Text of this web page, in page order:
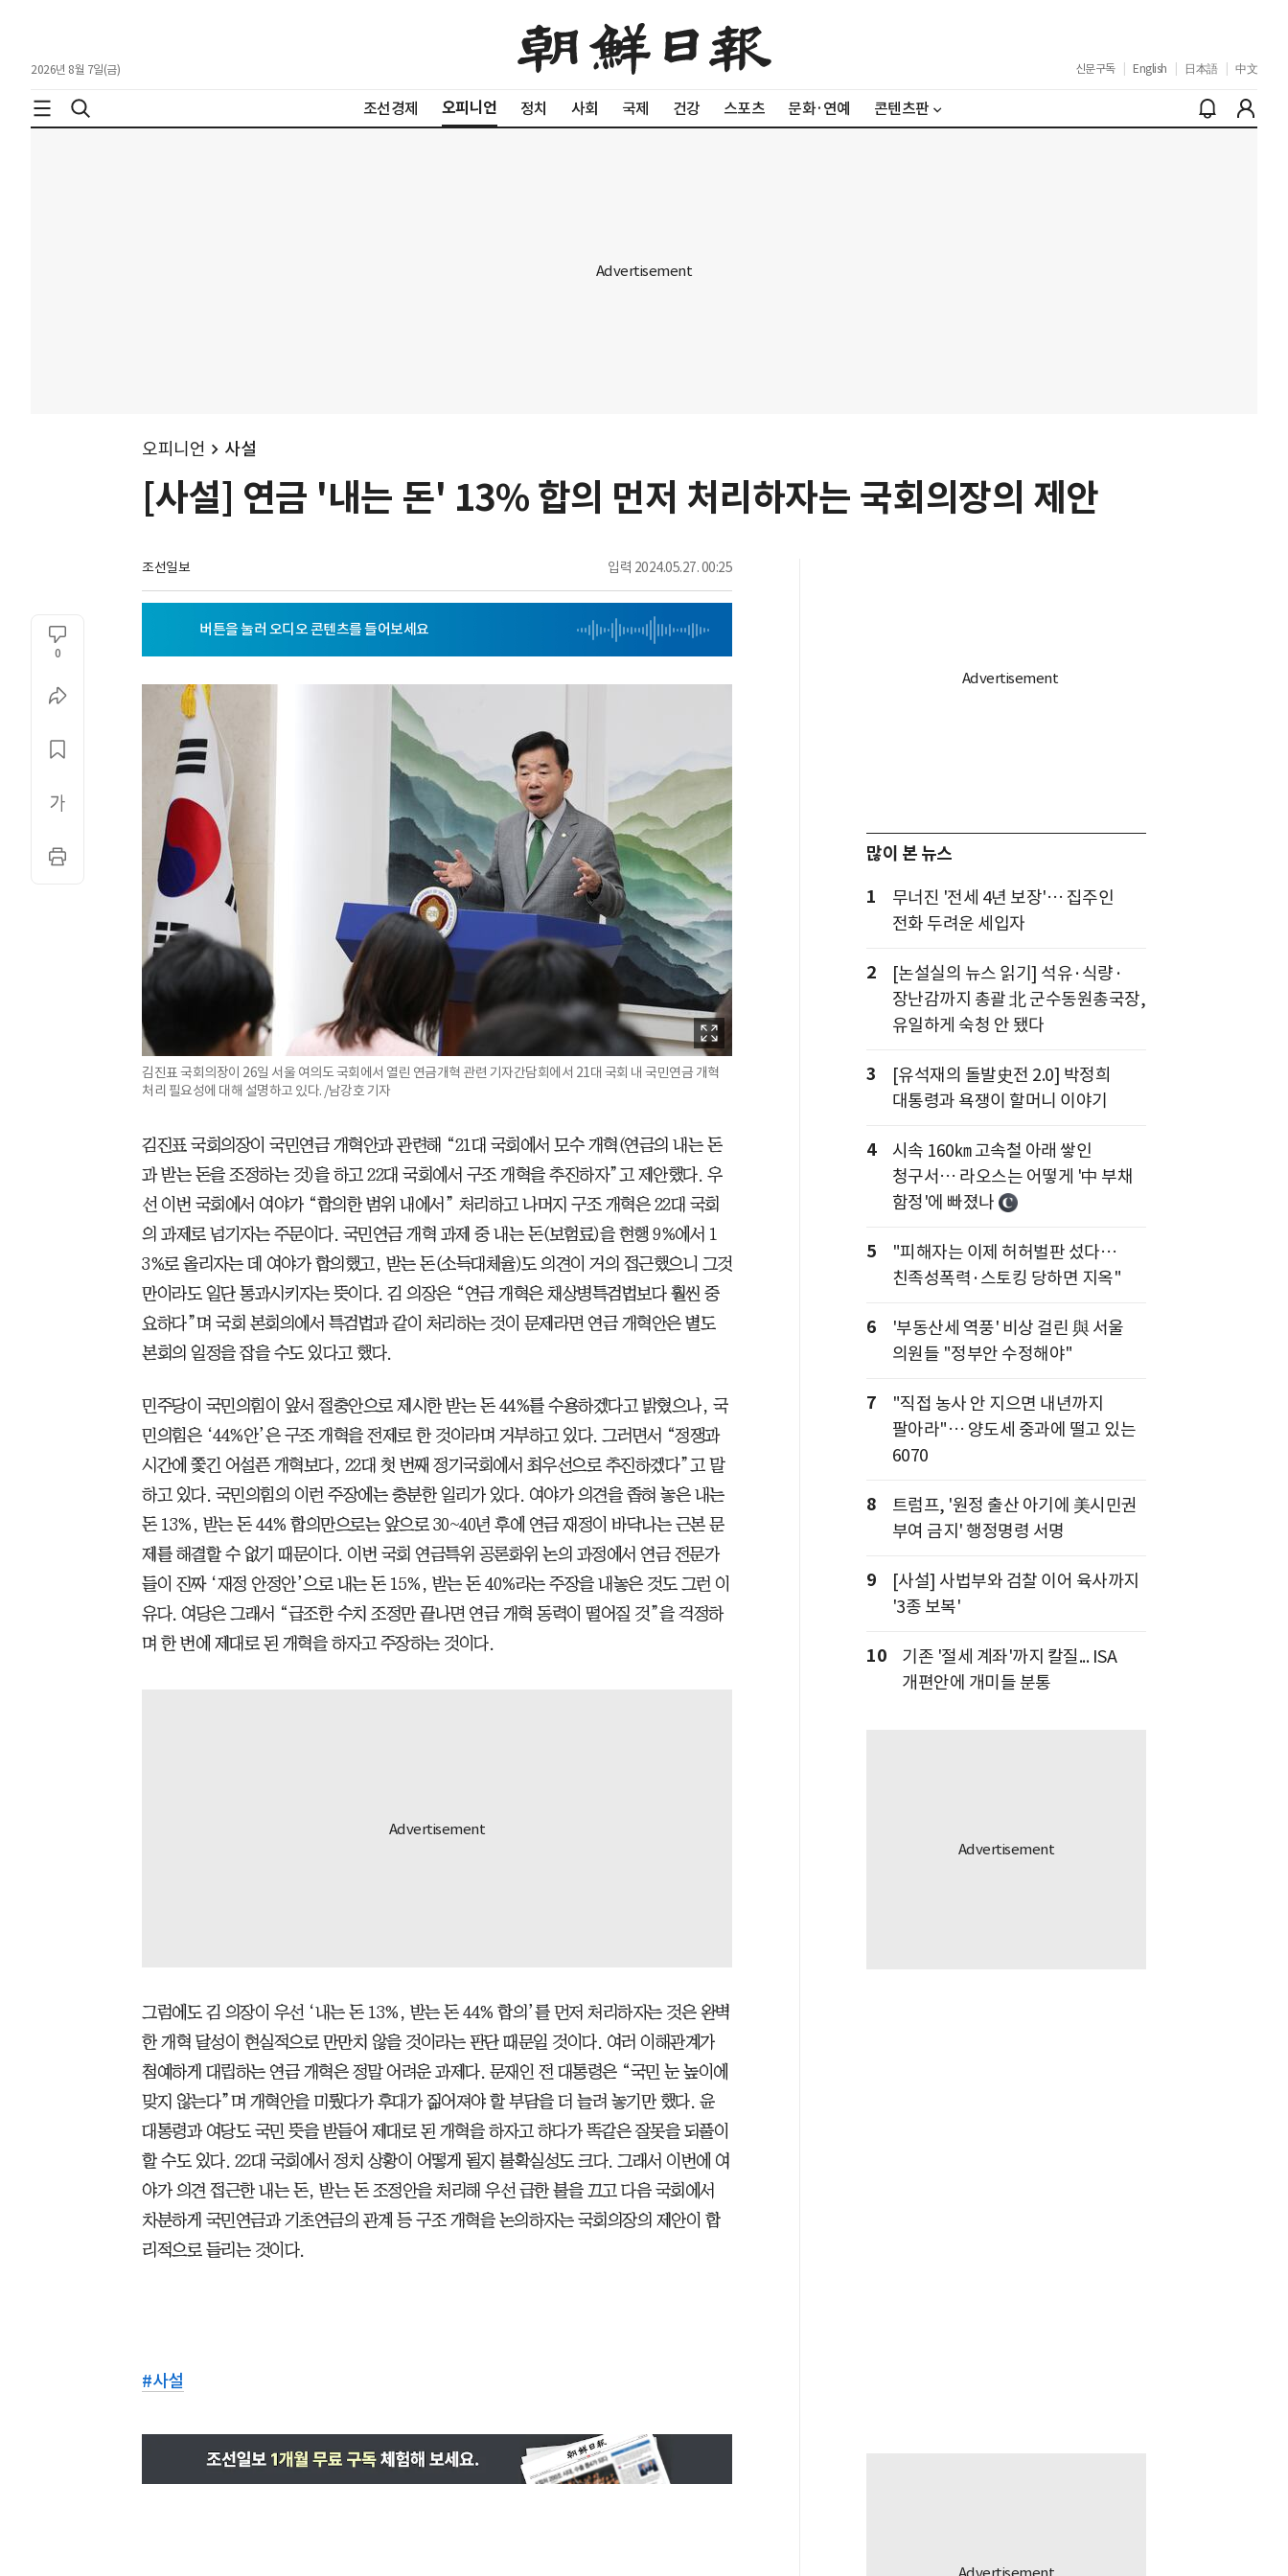
2026년 8월 7일(금) 신문구독 English 日本語 中文
조선경제 오피니언 정치 사회 국제 건강 스포츠 문화·연예 콘텐츠판
오피니언 사설
[사설] 연금 '내는 돈' 13% 합의 먼저 처리하자는 국회의장의 제안
조선일보 입력 2024.05.27. 00:25
0
김진표 국회의장이 26일 서울 여의도 국회에서 열린 연금개혁 관련 기자간담회에서 21대 국회 내 국민연금 개혁
처리 필요성에 대해 설명하고 있다. /남강호 기자
김진표 국회의장이 국민연금 개혁안과 관련해 “21대 국회에서 모수 개혁(연금의 내는 돈
과 받는 돈을 조정하는 것)을 하고 22대 국회에서 구조 개혁을 추진하자”고 제안했다. 우
선 이번 국회에서 여야가 “합의한 범위 내에서” 처리하고 나머지 구조 개혁은 22대 국회
의 과제로 넘기자는 주문이다. 국민연금 개혁 과제 중 내는 돈(보험료)을 현행 9%에서 1
3%로 올리자는 데 여야가 합의했고, 받는 돈(소득대체율)도 의견이 거의 접근했으니 그것
만이라도 일단 통과시키자는 뜻이다. 김 의장은 “연금 개혁은 채상병특검법보다 훨씬 중
요하다”며 국회 본회의에서 특검법과 같이 처리하는 것이 문제라면 연금 개혁안은 별도
본회의 일정을 잡을 수도 있다고 했다.
민주당이 국민의힘이 앞서 절충안으로 제시한 받는 돈 44%를 수용하겠다고 밝혔으나, 국
민의힘은 ‘44%안’은 구조 개혁을 전제로 한 것이라며 거부하고 있다. 그러면서 “정쟁과
시간에 쫓긴 어설픈 개혁보다, 22대 첫 번째 정기국회에서 최우선으로 추진하겠다”고 말
하고 있다. 국민의힘의 이런 주장에는 충분한 일리가 있다. 여야가 의견을 좁혀 놓은 내는
돈 13%, 받는 돈 44% 합의만으로는 앞으로 30~40년 후에 연금 재정이 바닥나는 근본 문
제를 해결할 수 없기 때문이다. 이번 국회 연금특위 공론화위 논의 과정에서 연금 전문가
들이 진짜 ‘재정 안정안’으로 내는 돈 15%, 받는 돈 40%라는 주장을 내놓은 것도 그런 이
유다. 여당은 그래서 “급조한 수치 조정만 끝나면 연금 개혁 동력이 떨어질 것”을 걱정하
며 한 번에 제대로 된 개혁을 하자고 주장하는 것이다.
그럼에도 김 의장이 우선 ‘내는 돈 13%, 받는 돈 44% 합의’를 먼저 처리하자는 것은 완벽
한 개혁 달성이 현실적으로 만만치 않을 것이라는 판단 때문일 것이다. 여러 이해관계가
첨예하게 대립하는 연금 개혁은 정말 어려운 과제다. 문재인 전 대통령은 “국민 눈 높이에
맞지 않는다”며 개혁안을 미뤘다가 후대가 짊어져야 할 부담을 더 늘려 놓기만 했다. 윤
대통령과 여당도 국민 뜻을 받들어 제대로 된 개혁을 하자고 하다가 똑같은 잘못을 되풀이
할 수도 있다. 22대 국회에서 정치 상황이 어떻게 될지 불확실성도 크다. 그래서 이번에 여
야가 의견 접근한 내는 돈, 받는 돈 조정안을 처리해 우선 급한 불을 끄고 다음 국회에서
차분하게 국민연금과 기초연금의 관계 등 구조 개혁을 논의하자는 국회의장의 제안이 합
리적으로 들리는 것이다.
#사설
많이 본 뉴스
1
무너진 '전세 4년 보장'… 집주인
전화 두려운 세입자
2
[논설실의 뉴스 읽기] 석유·식량·
장난감까지 총괄 北 군수동원총국장,
유일하게 숙청 안 됐다
3
[유석재의 돌발史전 2.0] 박정희
대통령과 욕쟁이 할머니 이야기
4
시속 160㎞ 고속철 아래 쌓인
청구서… 라오스는 어떻게 '中 부채
함정'에 빠졌나
5
"피해자는 이제 허허벌판 섰다…
친족성폭력·스토킹 당하면 지옥"
6
'부동산세 역풍' 비상 걸린 與 서울
의원들 "정부안 수정해야"
7
"직접 농사 안 지으면 내년까지
팔아라"… 양도세 중과에 떨고 있는
6070
8
트럼프, '원정 출산 아기에 美시민권
부여 금지' 행정명령 서명
9
[사설] 사법부와 검찰 이어 육사까지
'3종 보복'
10
기존 '절세 계좌'까지 칼질... ISA
개편안에 개미들 분통